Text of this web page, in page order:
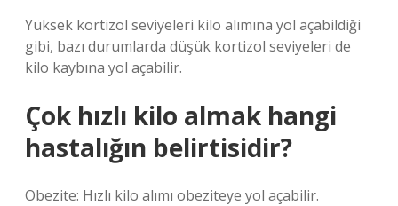
Yüksek kortizol seviyeleri kilo alımına yol açabildiği
gibi, bazı durumlarda düşük kortizol seviyeleri de
kilo kaybına yol açabilir.
Çok hızlı kilo almak hangi
hastalığın belirtisidir?
Obezite: Hızlı kilo alımı obeziteye yol açabilir.